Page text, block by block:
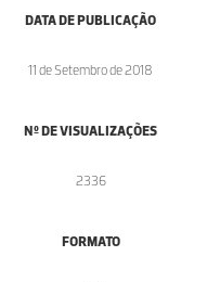
DATA DE PUBLICAÇÃO
11 de Setembro de 2018
Nº DE VISUALIZAÇÕES
2336
FORMATO